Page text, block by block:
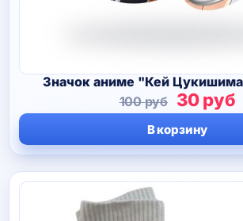
Значок аниме "Кей
100руб
цена
100
30руб
В корзину